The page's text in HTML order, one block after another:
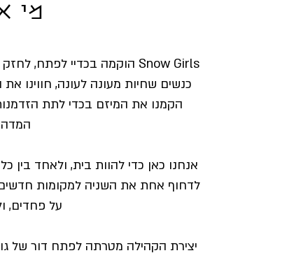
מי
Snow Girls הוקמה בכדיי לפתח, לחזק ולתת במה לכל הנשים הגולשות בישראל.
כנשים שחיות מעונה לעונה, חווינו
הקמנו את המיזם בכדי לתת
אנחנו כאן כדי להוות בית, ולאחד בין
לדחוף אחת את השניה למקומות
על פחדים,
יצירת הקהילה מטרתה לפתח דור של